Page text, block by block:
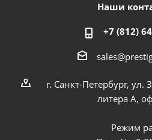
Наши
+7 (812)
г. Санкт-Петербург, ул.
литера А,
Режим